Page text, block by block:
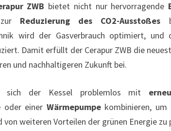
ZWB bietet nicht nur hervorragende
Reduzierung des CO2-Ausstoßes
wird der Gasverbrauch optimiert,
Damit erfüllt der Cerapur ZWB die
und nachhaltigeren Zukunft bei.
sich der Kessel problemlos mit
oder einer Wärmepumpekombinieren, um
von weiteren Vorteilen der grünen Energie